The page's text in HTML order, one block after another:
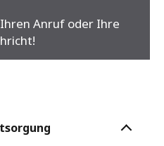
Anruf oder Ihre